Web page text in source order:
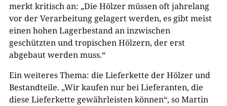
merkt kritisch an: „Die Hölzer müssen oft jahrelang
vor der Verarbeitung gelagert werden, es gibt meist
einen hohen Lagerbestand an inzwischen
geschützten und tropischen Hölzern, der erst
abgebaut werden muss.“
Ein weiteres Thema: die Lieferkette der Hölzer und
Bestandteile. „Wir kaufen nur bei Lieferanten, die
diese Lieferkette gewährleisten können“, so Martin